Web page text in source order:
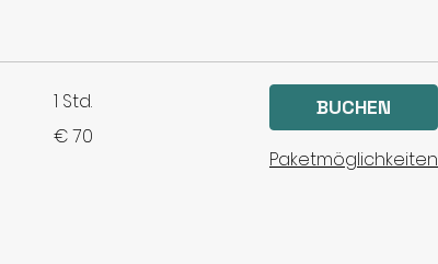
1 Std.
Euro
€ 70
BUCHEN
Paketmöglichkeiten